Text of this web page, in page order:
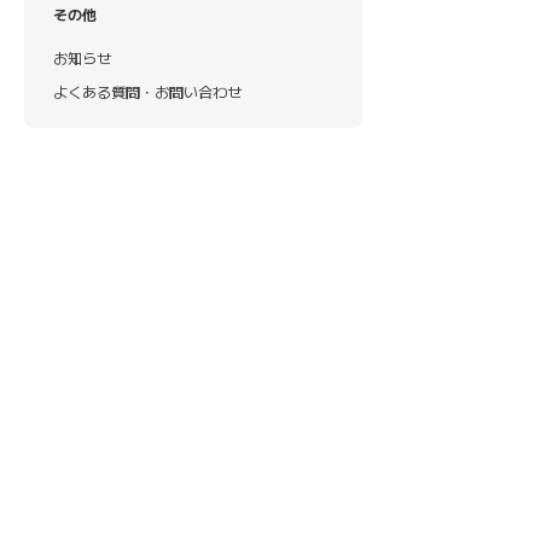
その他
お知らせ
よくある質問・お問い合わせ